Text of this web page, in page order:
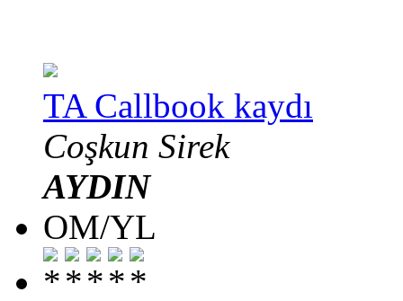
TA Callbook kaydı
Coşkun Sirek
AYDIN
OM/YL